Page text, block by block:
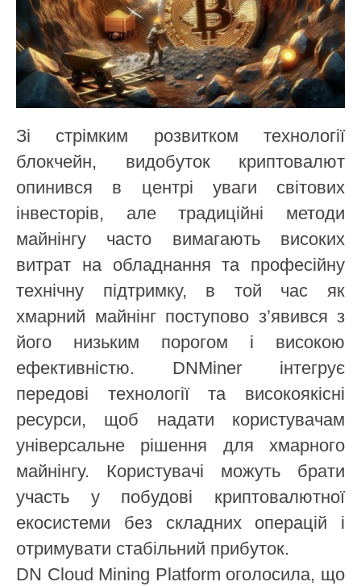
Зі стрімким розвитком технології
блокчейн, видобуток криптовалют
опинився в центрі уваги світових
інвесторів, але традиційні методи
майнінгу часто вимагають високих
витрат на обладнання та професійну
технічну підтримку, в той час як
хмарний майнінг поступово з’явився з
його низьким порогом і високою
ефективністю. DNMiner інтегрує
передові технології та високоякісні
ресурси, щоб надати користувачам
універсальне рішення для хмарного
майнінгу. Користувачі можуть брати
участь у побудові криптовалютної
екосистеми без складних операцій і
отримувати стабільний прибуток.
DN Cloud Mining Platform оголосила, що